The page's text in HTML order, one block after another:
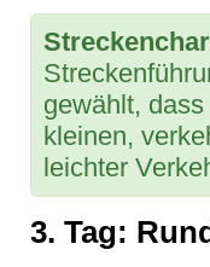
gewählt,
kleinen,
leichter
3. Tag: